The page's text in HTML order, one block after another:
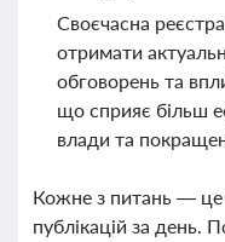
Своєчасна
отримати
обговорень та
що сприяє більш
влади та
Кожне з питань — це
публікацій за день.